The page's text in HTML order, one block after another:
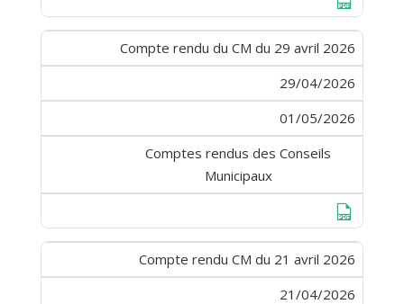
Compte rendu du CM du 29 avril 2026
29/04/2026
01/05/2026
Comptes rendus des Conseils
Municipaux
Compte rendu CM du 21 avril 2026
21/04/2026